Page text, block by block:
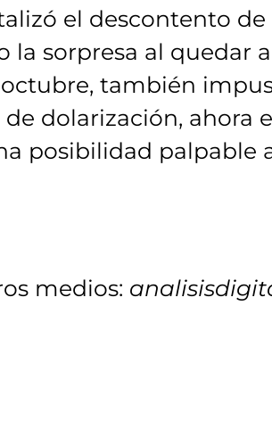
el descontento
la sorpresa al quedar
también
dolarización, ahora
posibilidad palpable
medios: